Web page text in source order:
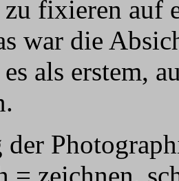
fixieren auf
war die
als erstem,